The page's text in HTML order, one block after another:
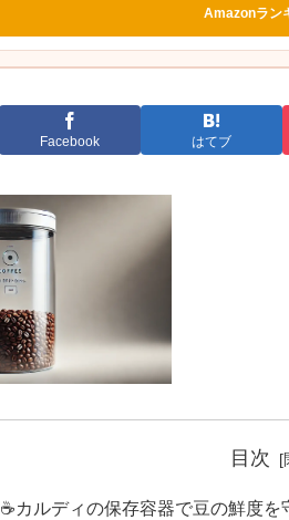
Amazonラン
Facebook はてブ
目次
☕カルディの保存容器で豆の鮮度